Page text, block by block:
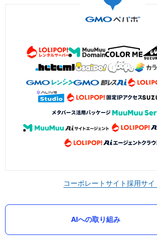
コーポレートサイト採用サイ
AIへの取り組み